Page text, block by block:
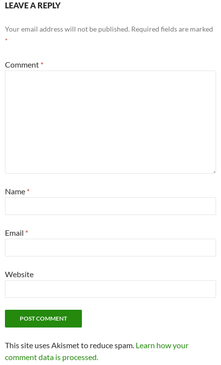
LEAVE A REPLY
Your email address will not be published. Required fields are marked
*
Comment *
Name *
Email *
Website
This site uses Akismet to reduce spam. Learn how your
comment data is processed.